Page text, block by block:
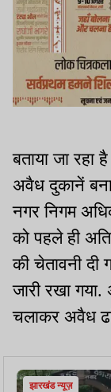
बताया जा रहा
अवैध दुकानें
नगर निगम
को पहले ही
की चेतावनी दी
जारी रखा
चलाकर अवैध
झारखंड न्यूज़